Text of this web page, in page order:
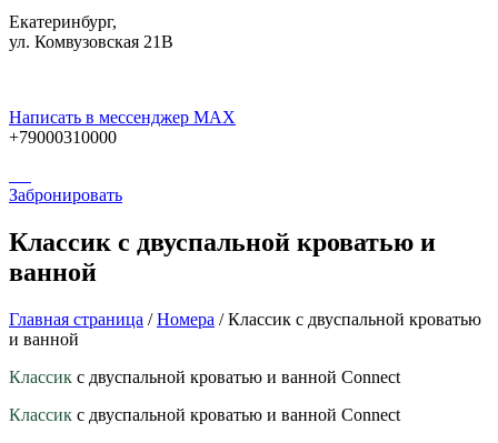
Екатеринбург,
ул. Комвузовская 21В
Написать в мессенджер MAX
+79000310000
Забронировать
Классик с двуспальной кроватью и
ванной
Главная страница /Номера /Классик с двуспальной кроватью
и ванной
Классик с двуспальной кроватью и ванной Connect
Классик с двуспальной кроватью и ванной Connect